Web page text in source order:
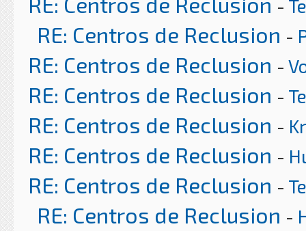
-
RE: Centros de Reclusion -
RE: Centros de Reclusion -
RE: Centros de Reclusion -
RE: Centros de Reclusion -
RE: Centros de Reclusion -
RE: Centros de Reclusion -
RE: Centros de Reclusion -